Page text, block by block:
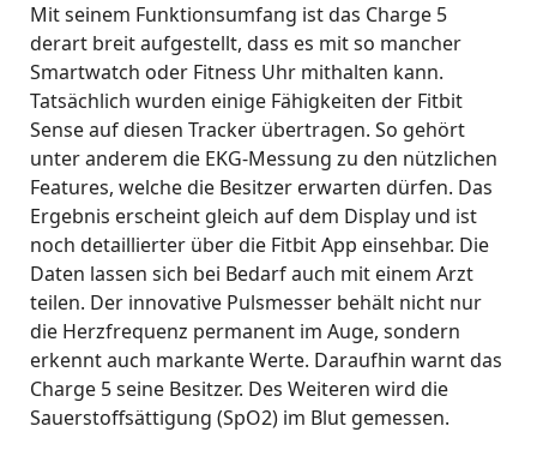
Mit seinem Funktionsumfang ist das Charge 5
derart breit aufgestellt, dass es mit so mancher
Smartwatch oder Fitness Uhr mithalten kann.
Tatsächlich wurden einige Fähigkeiten der Fitbit
Sense auf diesen Tracker übertragen. So gehört
unter anderem die EKG-Messung zu den nützlichen
Features, welche die Besitzer erwarten dürfen. Das
Ergebnis erscheint gleich auf dem Display und ist
noch detaillierter über die Fitbit App einsehbar. Die
Daten lassen sich bei Bedarf auch mit einem Arzt
teilen. Der innovative Pulsmesser behält nicht nur
die Herzfrequenz permanent im Auge, sondern
erkennt auch markante Werte. Daraufhin warnt das
Charge 5 seine Besitzer. Des Weiteren wird die
Sauerstoffsättigung (SpO2) im Blut gemessen.